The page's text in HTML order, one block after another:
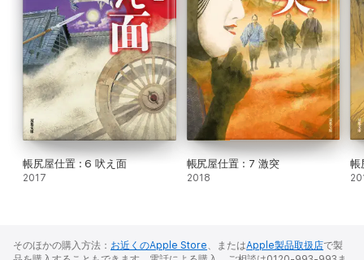
帳尻屋仕置 : 6 吠え面
2017
帳尻屋仕置 : 7 激突
2018
帳
そのほかの購入方法： お近くのApple Store 、またはApple製品取扱店で製